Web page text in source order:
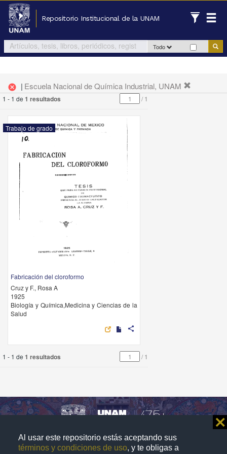
Al usar este repositorio estás aceptando sus
términos y condiciones de uso, y te obligas a
⨯
Repositorio Institucional de la UNAM
Todo
cancel | Escuela Nacional de Química Industrial, UNAM
1 - 1 de 1 resultados /1
Trabajo de grado
Fabricación del cloroformo
Cruz y F., Rosa A
1925
Biología y Química,Medicina y Ciencias de la
Salud
share
1 - 1 de 1 resultados /1
Repositorio Institucional de la
Universidad Nacional Autónoma de México